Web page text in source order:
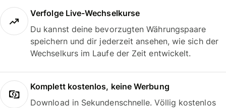
Verfolge Live-Wechselkurse
Du kannst deine bevorzugten Währungspaare
speichern und dir jederzeit ansehen, wie sich der
Wechselkurs im Laufe der Zeit entwickelt.
Komplett kostenlos, keine Werbung
Download in Sekundenschnelle. Völlig kostenlos